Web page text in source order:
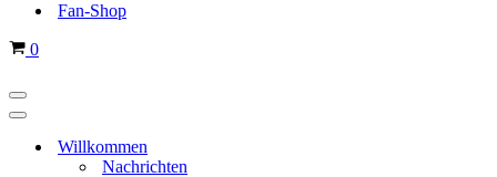
Fan-Shop
Warenkorb
0
Navigationsmenü
Navigationsmenü
Willkommen
Nachrichten